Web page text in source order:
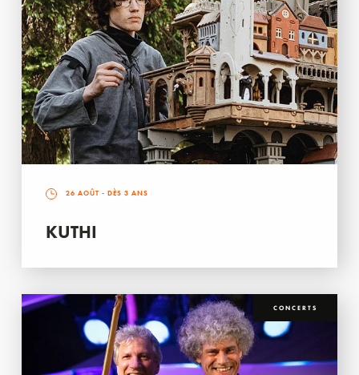
26 AOÛT - DÈS 3 ANS
KUTHI
CONCERTS